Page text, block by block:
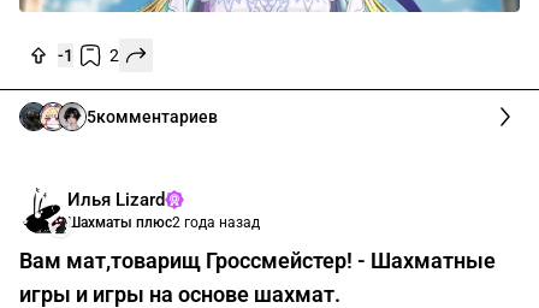
-1 2
5комментариев
Илья Lizard
Шахматы плюс2 года назад
Вам мат,товарищ Гроссмейстер! - Шахматные
игры и игры на основе шахмат.